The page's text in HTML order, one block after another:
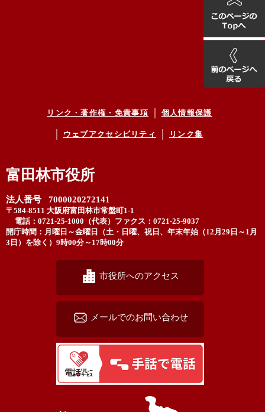
リンク・著作権・免責事項 個人情報保護
ウェブアクセシビリティ リンク集
富田林市役所
法人番号 7000020272141
〒584-8511 大阪府富田林市常盤町1-1
電話：0721-25-1000（代表） ファクス：0721-25-9037
開庁時間：月曜日～金曜日（土・日曜、祝日、年末年始（12月29日～1月
3日）を除く）9時00分～17時00分
市役所へのアクセス
メールでのお問い合わせ